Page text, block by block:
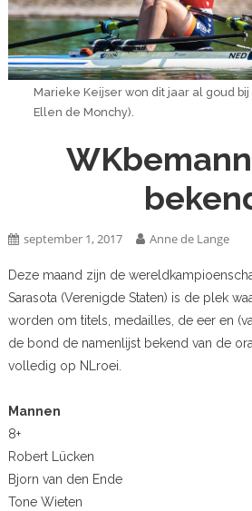
Marieke Keijser won dit jaar al goud bij
Ellen de Monchy).
september 1, 2017 Anne de Lange
Deze maand zijn de
Sarasota (Verenigde Staten) is de plek
worden om titels, medailles, de eer en
de bond de namenlijst bekend van de
volledig op NLroei.
Mannen
8+
Robert Lücken
Bjorn van den Ende
Tone Wieten